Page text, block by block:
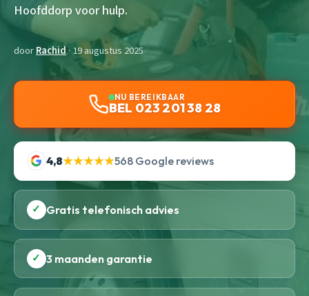
Hoofddorp voor hulp.
doorRachid· 19 augustus 2025
NU BEREIKBAAR
BEL 023 201 38 28
4,8★★★★★568 Google reviews
✓ Gratis telefonisch advies
✓ 3 maanden garantie